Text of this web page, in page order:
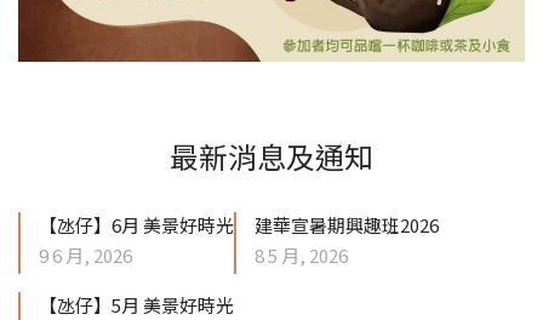
最新消息及通知
【氹仔】6月 美景好時光
9 6 月, 2026
建華宣暑期興趣班2026
8 5 月, 2026
【氹仔】5月 美景好時光